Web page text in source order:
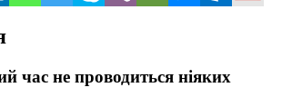
час не проводиться ніяких